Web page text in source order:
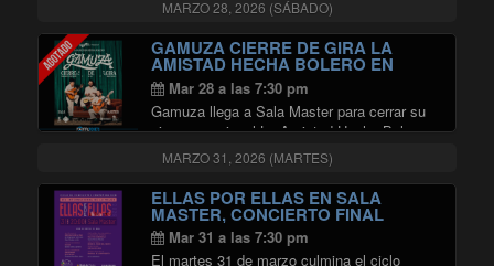
más profundas de nuestra cultura popular.
Versos improvisados y …Continuar leyendo"LA
MARZO 28, 2026 (SÁBADO)
GAMUZA CIERRE DE GIRA LA
AMISTAD HECHA BOLERO EN
SALA MASTER
Mar 28 a las 7:30 pm
Gamuza llega a Sala Master para cerrar su
gira promocional La Amistad Hecha Bolero,
un recorrido que los llevó por distintas
ciudades de Chile y, por primera vez, fuera
del país. La banda presentará un …
Continuar leyendo"GAMUZA CIERRE DE GIRA LA
MARZO 31, 2026 (MARTES)
ELLAS POR ELLAS EN SALA
MASTER, CONCIERTO FINAL
Mar 31 a las 7:30 pm
El martes 31 de marzo culmina el ciclo